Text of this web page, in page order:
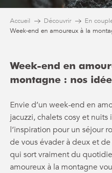
Accueil Découvrir
En
Week-end en amoureux à la
Week-end en
montagne : nos
Envie d’un week-end en
jacuzzi, chalets cosy et
l’inspiration pour un séjour
de vous évader à deux et
qui sort vraiment du
amoureux à la montagne